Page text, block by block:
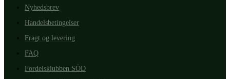
Nyhedsbrev
Handelsbetingelser
Fragt og levering
FAQ
Fordelsklubben SÖD